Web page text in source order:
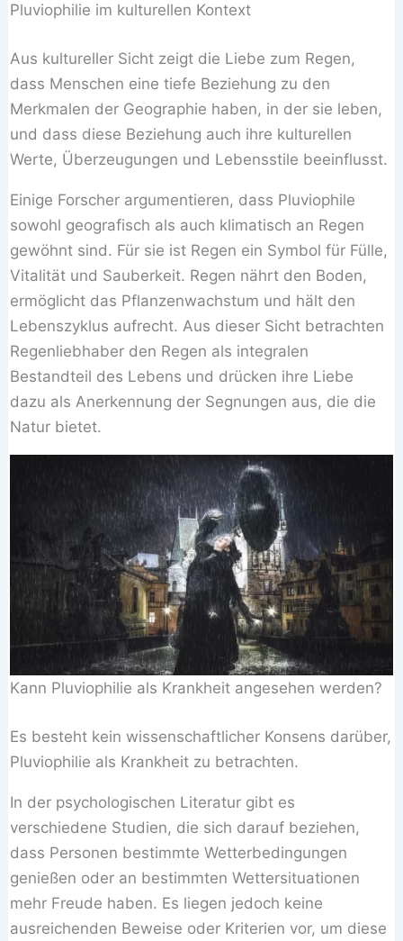
Pluviophilie im kulturellen Kontext
Aus kultureller Sicht zeigt die Liebe zum Regen,
dass Menschen eine tiefe Beziehung zu den
Merkmalen der Geographie haben, in der sie leben,
und dass diese Beziehung auch ihre kulturellen
Werte, Überzeugungen und Lebensstile beeinflusst.
Einige Forscher argumentieren, dass Pluviophile
sowohl geografisch als auch klimatisch an Regen
gewöhnt sind. Für sie ist Regen ein Symbol für Fülle,
Vitalität und Sauberkeit. Regen nährt den Boden,
ermöglicht das Pflanzenwachstum und hält den
Lebenszyklus aufrecht. Aus dieser Sicht betrachten
Regenliebhaber den Regen als integralen
Bestandteil des Lebens und drücken ihre Liebe
dazu als Anerkennung der Segnungen aus, die die
Natur bietet.
Kann Pluviophilie als Krankheit angesehen werden?
Es besteht kein wissenschaftlicher Konsens darüber,
Pluviophilie als Krankheit zu betrachten.
In der psychologischen Literatur gibt es
verschiedene Studien, die sich darauf beziehen,
dass Personen bestimmte Wetterbedingungen
genießen oder an bestimmten Wettersituationen
mehr Freude haben. Es liegen jedoch keine
ausreichenden Beweise oder Kriterien vor, um diese